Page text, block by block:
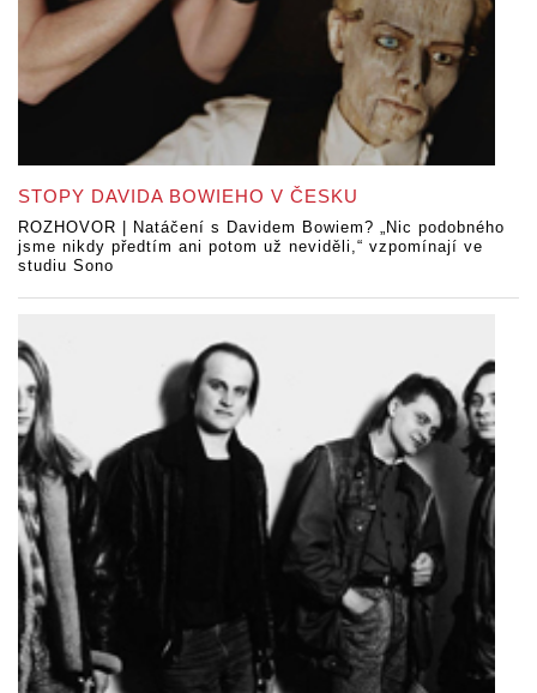
STOPY DAVIDA BOWIEHO V ČESKU
ROZHOVOR | Natáčení s Davidem Bowiem? „Nic podobného
jsme nikdy předtím ani potom už neviděli,“ vzpomínají ve
studiu Sono